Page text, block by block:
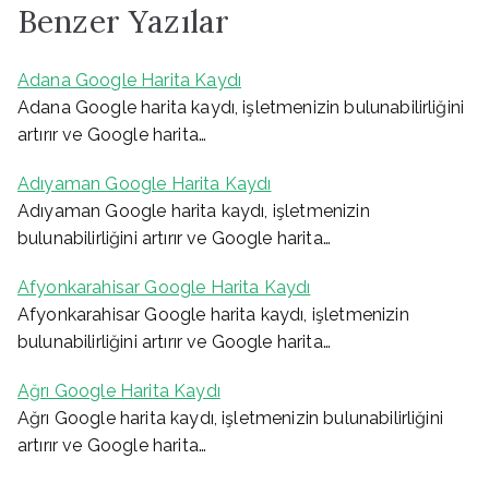
Benzer Yazılar
Adana Google Harita Kaydı
Adana Google harita kaydı, işletmenizin bulunabilirliğini
artırır ve Google harita…
Adıyaman Google Harita Kaydı
Adıyaman Google harita kaydı, işletmenizin
bulunabilirliğini artırır ve Google harita…
Afyonkarahisar Google Harita Kaydı
Afyonkarahisar Google harita kaydı, işletmenizin
bulunabilirliğini artırır ve Google harita…
Ağrı Google Harita Kaydı
Ağrı Google harita kaydı, işletmenizin bulunabilirliğini
artırır ve Google harita…